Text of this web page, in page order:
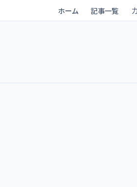
ホーム 記事一覧